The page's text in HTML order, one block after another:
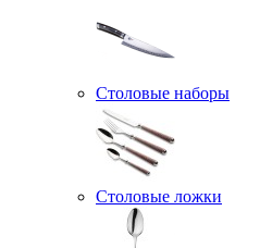
Столовые наборы
Столовые ложки